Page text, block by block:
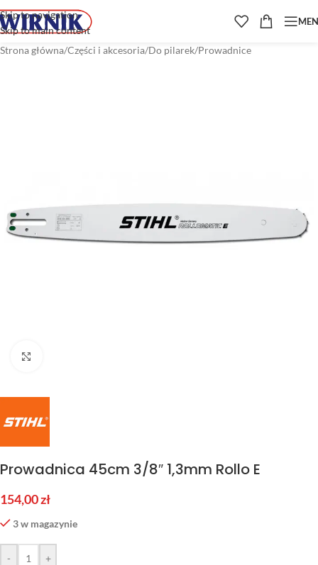
Skip to navigation
Skip to main content
Strona główna/Części i akcesoria/Do pilarek/Prowadnice
Prowadnica 45cm 3/8″ 1,3mm Rollo E
154,00zł
3 w magazynie
- +